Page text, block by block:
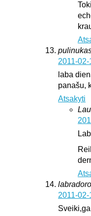
2011-
laba
panašu,
Atsakyti
2011-